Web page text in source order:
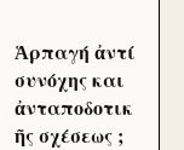
Ἁρπαγή ἀντί
συνόχης και
ἀνταποδοτικ
ῆς σχέσεως ;